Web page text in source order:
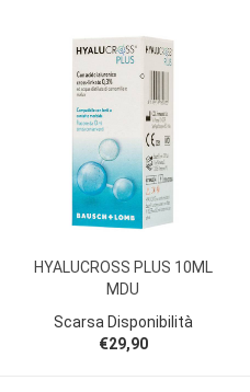
HYALUCROSS PLUS 10ML
MDU
Scarsa Disponibilità
€29,90